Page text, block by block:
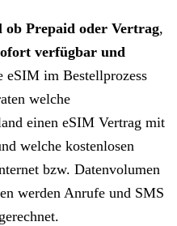
ob Prepaid oder Vertrag,
verfügbar und
eSIM im Bestellprozess
welche
einen eSIM Vertrag mit
welche kostenlosen
bzw. Datenvolumen
werden Anrufe und SMS